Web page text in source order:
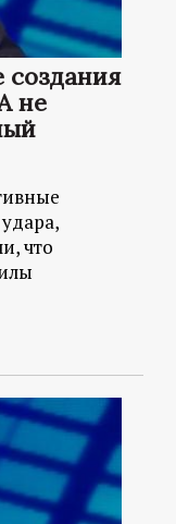
создания
не
что